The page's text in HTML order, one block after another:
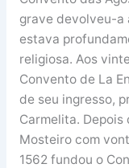
grave devolveu-a
estava
religiosa. Aos
Convento de La
de seu ingresso,
Carmelita.
Mosteiro com
1562 fundou o